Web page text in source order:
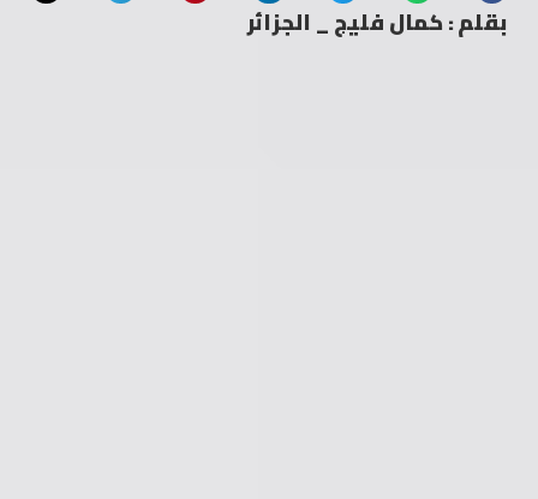
بقلم : كمال فليج _ الجزائر